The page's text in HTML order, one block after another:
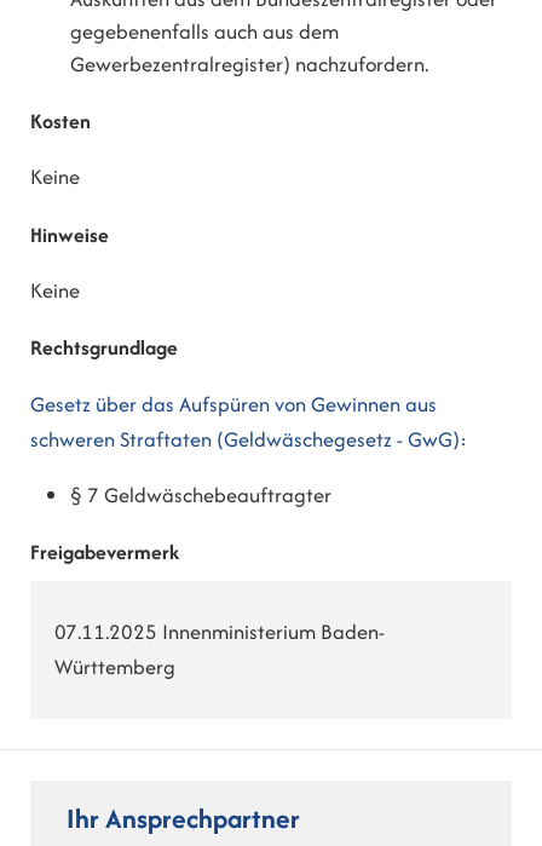
gegebenenfalls auch aus dem
Gewerbezentralregister) nachzufordern.
Kosten
Keine
Hinweise
Keine
Rechtsgrundlage
Gesetz über das Aufspüren von Gewinnen aus
schweren Straftaten (Geldwäschegesetz - GwG):
§ 7 Geldwäschebeauftragter
Freigabevermerk
07.11.2025 Innenministerium Baden-
Württemberg
Ihr Ansprechpartner